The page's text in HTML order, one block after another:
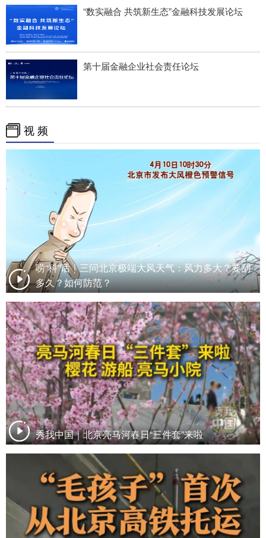
“数实融合 共筑新生态”金融科技发展论坛
第十届金融企业社会责任论坛
视 频
唠“科”话｜三问北京极端大风天气：风力多大？要刮
多久？如何防范？
秀我中国｜北京亮马河春日“三件套”来啦